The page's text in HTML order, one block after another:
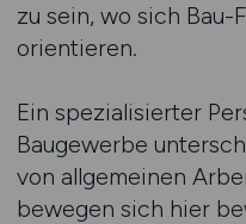
zu sein, wo sich
orientieren.
Ein spezialisierter
Baugewerbe
von allgemeinen
bewegen sich hier